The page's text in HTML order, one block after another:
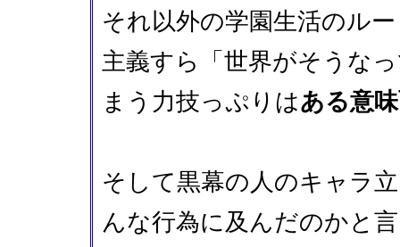
それ以外の学園生活のル
主義すら「世界がそうな
まう力技っぷりはある意
そして黒幕の人のキャラ
んな行為に及んだのかと